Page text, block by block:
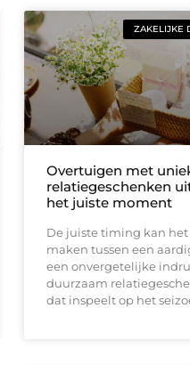
ZAKELIJKE
Overtuigen met
relatiegeschenken
het juiste moment
De juiste timing kan het
maken tussen een
een onvergetelijke
duurzaam
dat inspeelt op het